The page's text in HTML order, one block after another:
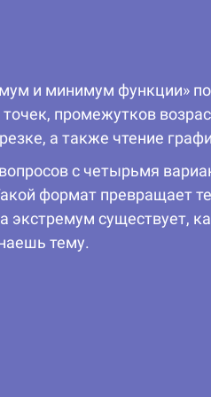
и минимум функции»
точек, промежутков
а также чтение
с четырьмя
формат превращает
экстремум существует,
тему.